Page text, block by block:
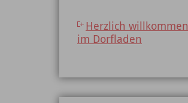
Herzlich willkommen
im Dorfladen